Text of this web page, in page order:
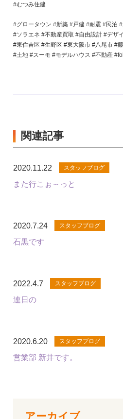
#むつみ住建
#グロータウン #新築 #戸建 #耐震 #民泊
#ソラエネ #不動産買取 #自由設計 #デザ
#東住吉区 #生野区 #東大阪市 #八尾市 #
#土地 #スーモ #モデルハウス #不動産
関連記事
2020.11.22 スタッフブログ
また行こぉ～っと
2020.7.24 スタッフブログ
石黒です
2022.4.7 スタッフブログ
連日の
2020.6.20 スタッフブログ
営業部 新井です。
アーカイブ